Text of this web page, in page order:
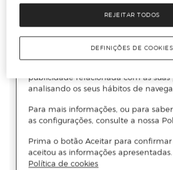
REJEITAR TODOS
DEFINIÇÕES DE COOKIES